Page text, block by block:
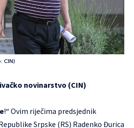
CIN)
novinarstvo (CIN)
!“ Ovim riječima predsjednik
Srpske (RS) Radenko Đurica